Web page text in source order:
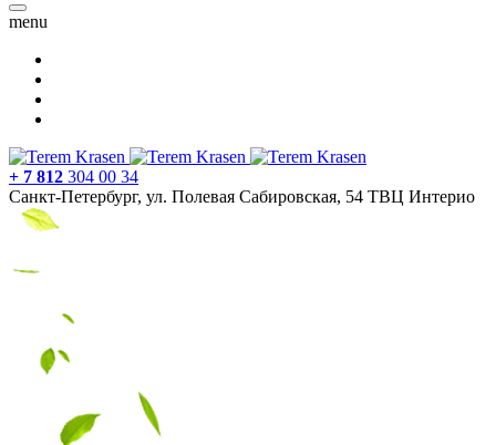
menu
+ 7 812 304 00 34
Санкт-Петербург, ул. Полевая Сабировская, 54 ТВЦ Интерио